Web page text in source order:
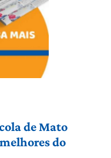
de Mato
do